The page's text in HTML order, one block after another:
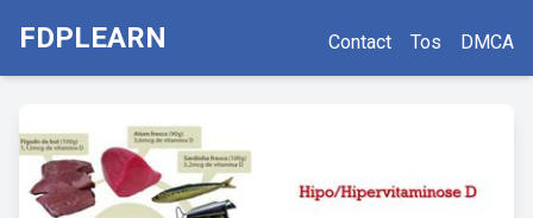
FDPLEARN Contact Tos DMCA